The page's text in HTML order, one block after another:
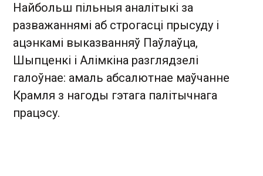
Найбольш пільныя аналітыкі за
разважаннямі аб строгасці прысуду і
ацэнкамі выказванняў Паўлаўца,
Шыпценкі і Алімкіна разглядзелі
галоўнае: амаль абсалютнае маўчанне
Крамля з нагоды гэтага палітычнага
працэсу.